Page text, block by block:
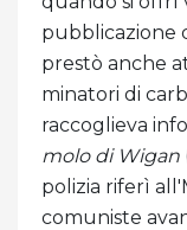
pubblicazione
prestò anche
minatori di
raccoglieva
molo di Wigan
polizia riferì
comuniste